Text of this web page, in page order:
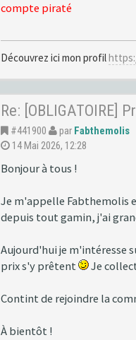
compte piraté
Découvrez ici mon profil
Re: [OBLIGATOIRE]
#441900 par Fabthemolis
14 Mai 2026, 12:28
Bonjour à tous !
Je m'appelle Fabthemolis
depuis tout gamin, j'ai
Aujourd'hui je m'intéresse
prix s'y prêtent
Je
Contint de rejoindre la
À bientôt !